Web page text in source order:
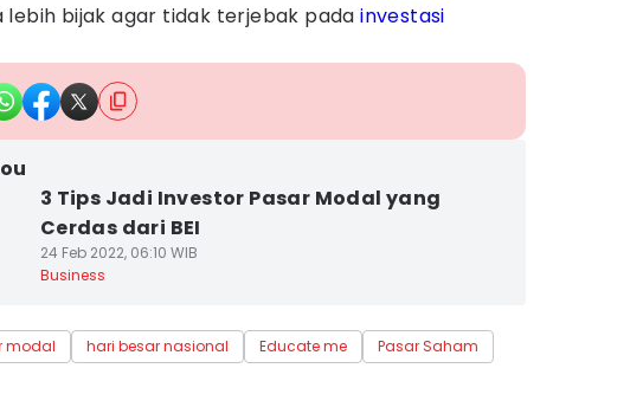
lebih bijak agar tidak terjebak padainvestasi
3 Tips Jadi Investor Pasar Modal yang
Cerdas dari BEI
24 Feb 2022, 06:10 WIB
Business
modal hari besar nasional Educate me Pasar Saham